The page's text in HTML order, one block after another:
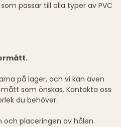
som passar till alla typer av PVC
på lager, och vi kan även
som önskas. Kontakta oss
du behöver.
placeringen av hålen.